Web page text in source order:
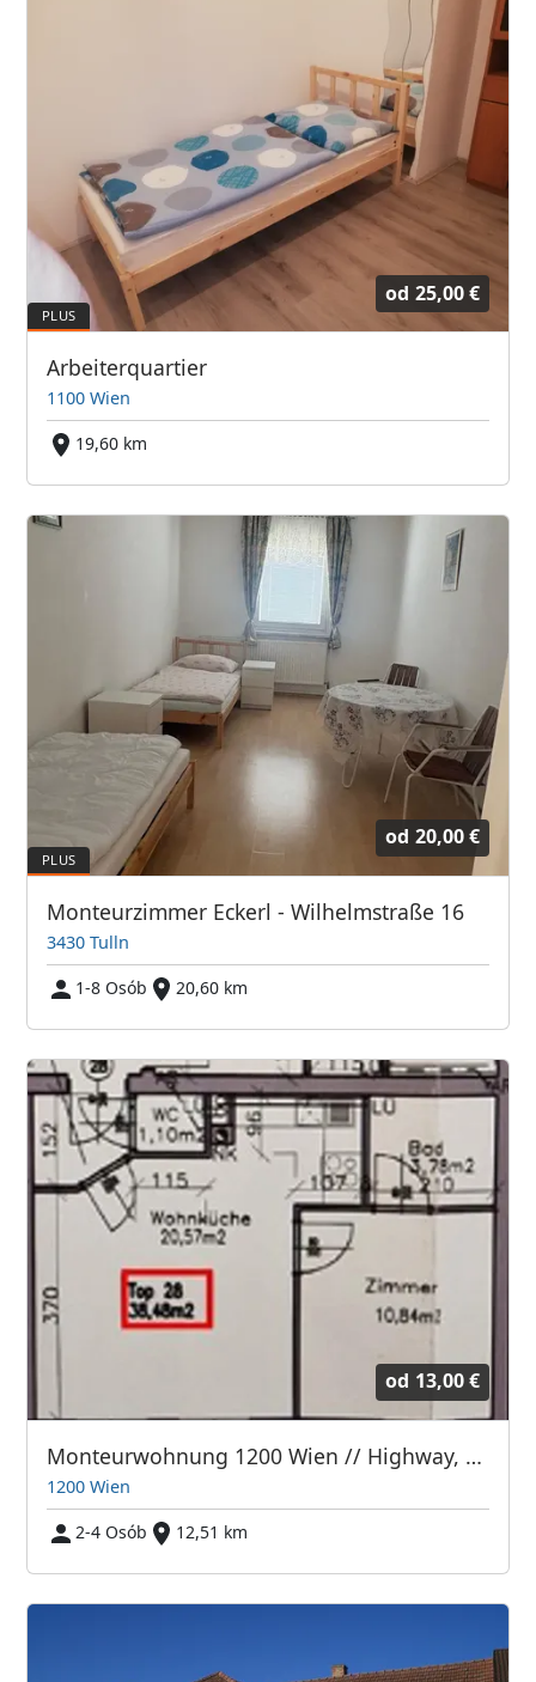
od 25,00 €
Arbeiterquartier
1100 Wien
19,60 km
od 20,00 €
Monteurzimmer Eckerl - Wilhelmstraße 16
3430 Tulln
1-8 Osób
20,60 km
od 13,00 €
Monteurwohnung 1200 Wien // Highway, Entertainment and City centre
1200 Wien
2-4 Osób
12,51 km